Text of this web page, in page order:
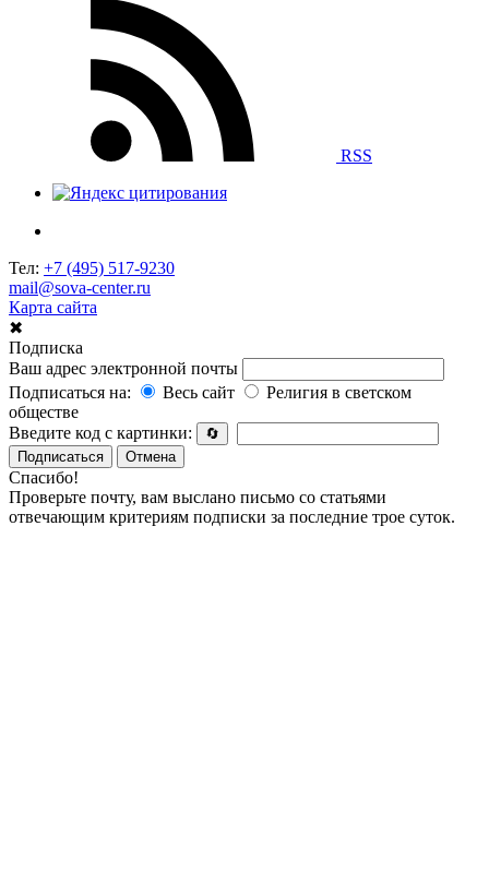
RSS
Тел: +7 (495) 517-9230
mail@sova-center.ru
Карта сайта
✖
Подписка
Ваш адрес электронной почты
Подписаться на:
Весь сайт
Религия в светском
обществе
Введите код с картинки:
🔄
Подписаться
Отмена
Спасибо!
Проверьте почту, вам выслано письмо со статьями
отвечающим критериям подписки за последние трое суток.